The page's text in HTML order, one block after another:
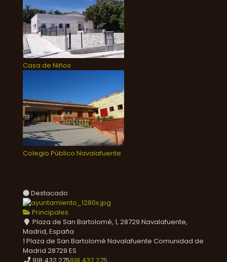
Casa de Niños
Colegio Público Navalafuente
Destacado
Principales
Plaza de San Bartolomé, 1, 28729 Navalafuente,
Madrid, España
1 Plaza de San Bartolomé Navalafuente Comunidad de
Madrid 28729 ES